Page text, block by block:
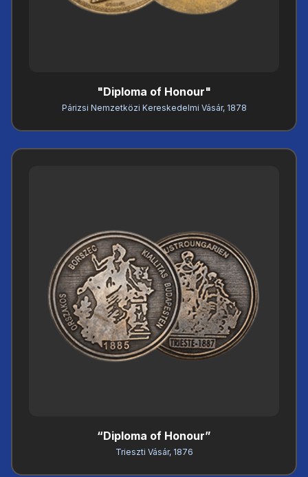
"Diploma of Honour"
Párizsi Nemzetközi Kereskedelmi Vásár, 1878
“Diploma of Honour”
Trieszti Vásár, 1876